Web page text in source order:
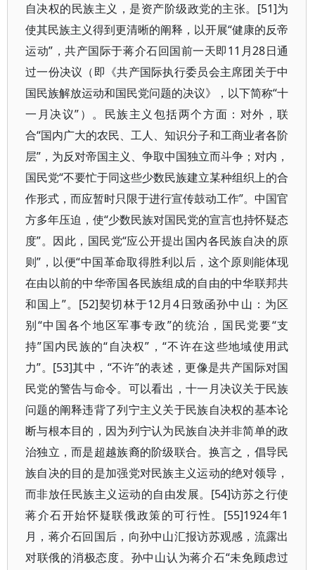
自决权的民族主义，是资产阶级政党的主张。[51]为
使其民族主义得到更清晰的阐释，以开展“健康的反帝
运动”，共产国际于蒋介石回国前一天即11月28日通
过一份决议（即《共产国际执行委员会主席团关于中
国民族解放运动和国民党问题的决议》，以下简称“十
一月决议”）。民族主义包括两个方面：对外，联
合“国内广大的农民、工人、知识分子和工商业者各阶
层”，为反对帝国主义、争取中国独立而斗争；对内，
国民党“不要忙于同这些少数民族建立某种组织上的合
作形式，而应暂时只限于进行宣传鼓动工作”。中国官
方多年压迫，使“少数民族对国民党的宣言也持怀疑态
度”。因此，国民党“应公开提出国内各民族自决的原
则”，以便“中国革命取得胜利以后，这个原则能体现
在由以前的中华帝国各民族组成的自由的中华联邦共
和国上”。[52]契切林于12月4日致函孙中山：为区
别“中国各个地区军事专政”的统治，国民党要“支
持”国内民族的“自决权”，“不许在这些地域使用武
力”。[53]其中，“不许”的表述，更像是共产国际对国
民党的警告与命令。可以看出，十一月决议关于民族
问题的阐释违背了列宁主义关于民族自决权的基本论
断与根本目的，因为列宁认为民族自决并非简单的政
治独立，而是超越族裔的阶级联合。换言之，倡导民
族自决的目的是加强党对民族主义运动的绝对领导，
而非放任民族主义运动的自由发展。[54]访苏之行使
蒋介石开始怀疑联俄政策的可行性。[55]1924年1
月，蒋介石回国后，向孙中山汇报访苏观感，流露出
对联俄的消极态度。孙中山认为蒋介石“未免顾虑过